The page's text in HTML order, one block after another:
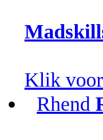
Klik
Rhend